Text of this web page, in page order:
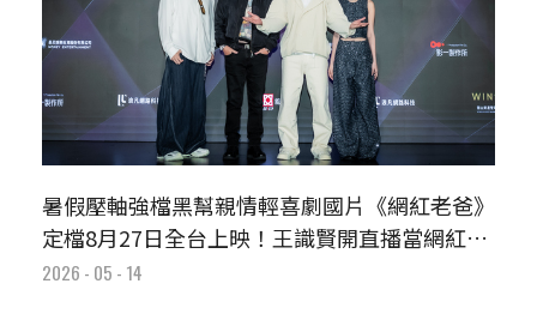
暑假壓軸強檔黑幫親情輕喜劇國片《網紅老爸》
定檔8月27日全台上映！王識賢開直播當網紅帥
炸
2026 - 05 - 14